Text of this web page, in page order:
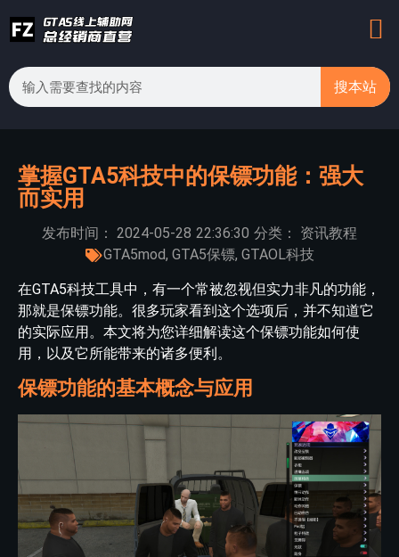
搜本站
掌握GTA5科技中的保镖功能：强大
而实用
发布时间： 2024-05-28 22:36:30 分类：
资讯教程
GTA5mod, GTA5保镖, GTAOL科技
在GTA5科技工具中，有一个常被忽视但实力非凡的功能，
那就是保镖功能。很多玩家看到这个选项后，并不知道它
的实际应用。本文将为您详细解读这个保镖功能如何使
用，以及它所能带来的诸多便利。
保镖功能的基本概念与应用